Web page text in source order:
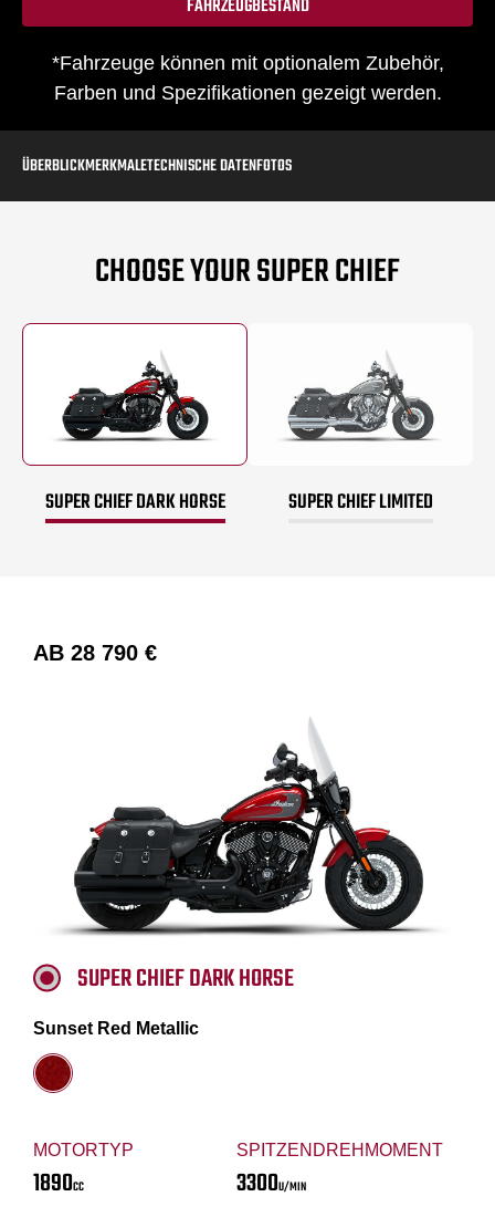
FAHRZEUGBESTAND
*Fahrzeuge können mit optionalem Zubehör,
Farben und Spezifikationen gezeigt werden.
ÜBERBLICKMERKMALETECHNISCHE DATENFOTOS
CHOOSE YOUR SUPER CHIEF
SUPER CHIEF DARK HORSE SUPER CHIEF LIMITED
AB 28 790 €
MOTORTYP
1890CC
SPITZENDREHMOMENT
3300U/MIN
SUPER CHIEF DARK HORSE
Sunset Red Metallic